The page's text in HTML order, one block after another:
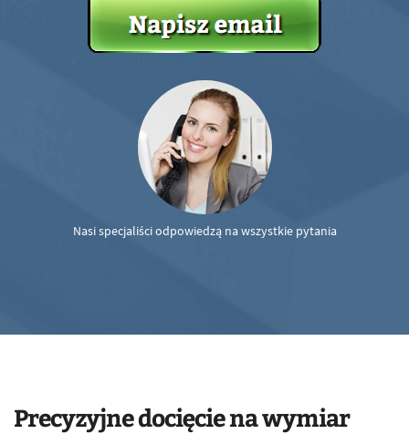
Nasi specjaliści odpowiedzą na wszystkie pytania
Precyzyjne docięcie na wymiar